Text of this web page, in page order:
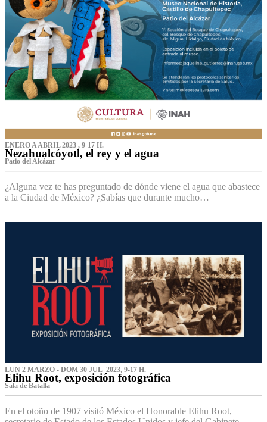
ENERO A ABRIL 2023 , 9-17 H.
Nezahualcóyotl, el rey y el agua
Patio del Alcázar
¿Alguna vez te has preguntado de dónde viene el agua que abastece
a la Ciudad de México? ¿Sabías que durante mucho…
LUN 2 MARZO - DOM 30 JUL 2023, 9-17 H.
Elihu Root, exposición fotográfica
Sala de Batalla
En el otoño de 1907 visitó México el Honorable Elihu Root,